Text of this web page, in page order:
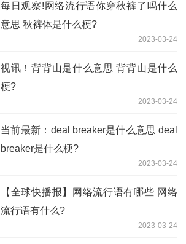
每日观察!网络流行语你穿秋裤了吗什么
意思 秋裤体是什么梗?
2023-03-24
视讯！背背山是什么意思 背背山是什么
梗?
2023-03-24
当前最新：deal breaker是什么意思 deal
breaker是什么梗?
2023-03-24
【全球快播报】网络流行语有哪些 网络
流行语有什么?
2023-03-24